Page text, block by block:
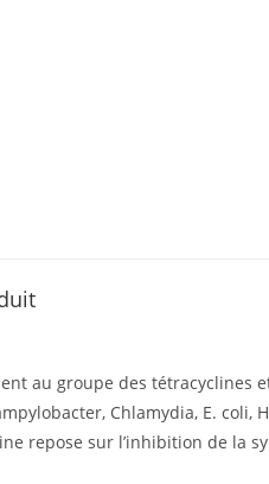
au groupe des
Chlamydia, E. coli,
repose sur l’inhibition de la